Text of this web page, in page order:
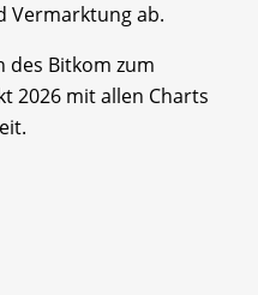
Vermarktung ab.
des Bitkom zum
2026 mit allen Charts